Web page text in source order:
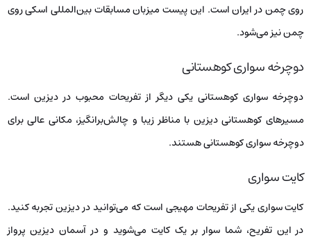
روی چمن در ایران است. این پیست میزبان مسابقات بین‌المللی اسکی روی
چمن نیز می‌شود.
دوچرخه سواری کوهستانی
دوچرخه سواری کوهستانی یکی دیگر از تفریحات محبوب در دیزین است.
مسیرهای کوهستانی دیزین با مناظر زیبا و چالش‌برانگیز، مکانی عالی برای
دوچرخه سواری کوهستانی هستند.
کایت سواری
کایت سواری یکی از تفریحات مهیجی است که می‌توانید در دیزین تجربه کنید.
در این تفریح، شما سوار بر یک کایت می‌شوید و در آسمان دیزین پرواز